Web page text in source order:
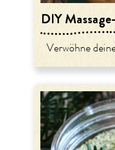
DIY
Verwöhne